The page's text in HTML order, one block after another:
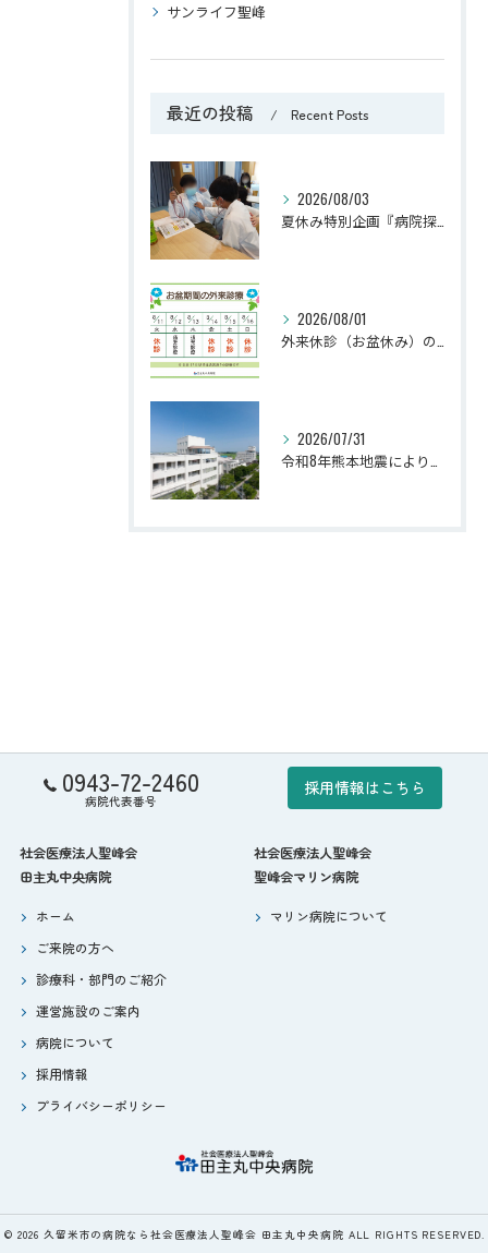
サンライフ聖峰
最近の投稿 Recent Posts
2026/08/03
夏休み特別企画『病院探検隊2026』を開催しました！
2026/08/01
外来休診（お盆休み）のお知らせ
2026/07/31
令和8年熊本地震により被災された皆さまへ
0943-72-2460
病院代表番号
採用情報はこちら
社会医療法人聖峰会
田主丸中央病院
ホーム
ご来院の方へ
診療科・部門のご紹介
運営施設のご案内
病院について
採用情報
プライバシーポリシー
社会医療法人聖峰会
聖峰会マリン病院
マリン病院について
© 2026 久留米市の病院なら社会医療法人聖峰会 田主丸中央病院 ALL RIGHTS RESERVED.